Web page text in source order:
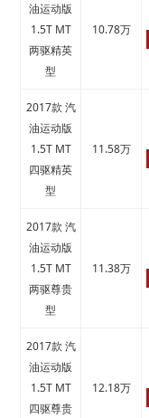
油运动版
1.5T MT
两驱精英
型
10.78万
2017款 汽
油运动版
1.5T MT
四驱精英
型
11.58万
2017款 汽
油运动版
1.5T MT
两驱尊贵
型
11.38万
2017款 汽
油运动版
1.5T MT
四驱尊贵
12.18万